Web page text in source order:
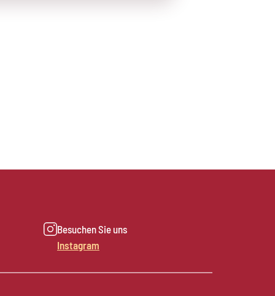
Besuchen Sie uns
Instagram